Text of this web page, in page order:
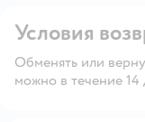
Условия
Обменять или
можно в течение